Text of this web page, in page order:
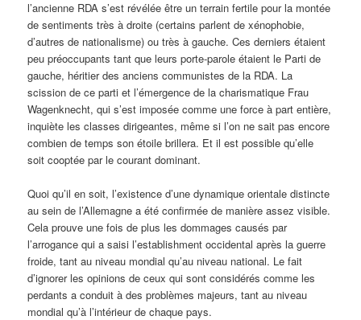
l’ancienne RDA s’est révélée être un terrain fertile pour la montée
de sentiments très à droite (certains parlent de xénophobie,
d’autres de nationalisme) ou très à gauche. Ces derniers étaient
peu préoccupants tant que leurs porte-parole étaient le Parti de
gauche, héritier des anciens communistes de la RDA. La
scission de ce parti et l’émergence de la charismatique Frau
Wagenknecht, qui s’est imposée comme une force à part entière,
inquiète les classes dirigeantes, même si l’on ne sait pas encore
combien de temps son étoile brillera. Et il est possible qu’elle
soit cooptée par le courant dominant.
Quoi qu’il en soit, l’existence d’une dynamique orientale distincte
au sein de l’Allemagne a été confirmée de manière assez visible.
Cela prouve une fois de plus les dommages causés par
l’arrogance qui a saisi l’establishment occidental après la guerre
froide, tant au niveau mondial qu’au niveau national. Le fait
d’ignorer les opinions de ceux qui sont considérés comme les
perdants a conduit à des problèmes majeurs, tant au niveau
mondial qu’à l’intérieur de chaque pays.